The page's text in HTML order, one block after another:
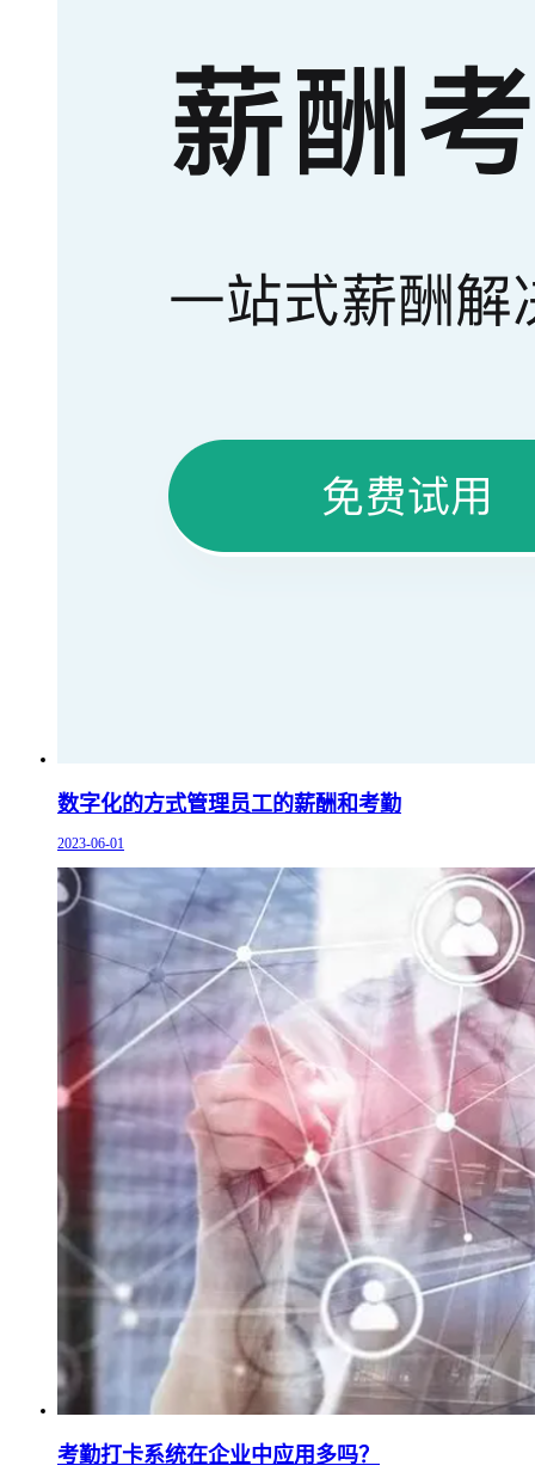
数字化的方式管理员工的薪酬和考勤
2023-06-01
考勤打卡系统在企业中应用多吗？